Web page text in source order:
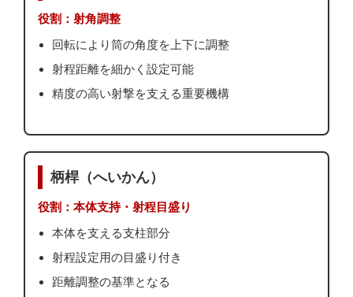
役割：射角調整
回転により筒の角度を上下に調整
射程距離を細かく設定可能
精度の高い射撃を支える重要機構
柄桿（へいかん）
役割：本体支持・射程目盛り
本体を支える支柱部分
射程設定用の目盛り付き
距離調整の基準となる